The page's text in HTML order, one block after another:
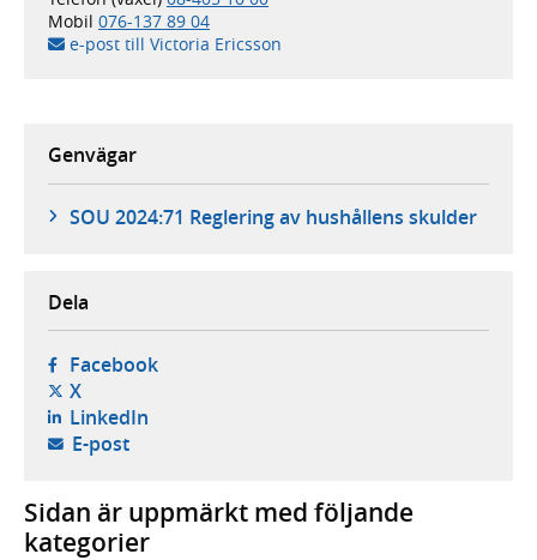
Mobil 076-137 89 04
e-post till Victoria Ericsson
Genvägar
SOU 2024:71 Reglering av hushållens skulder
Dela
Facebook- öppnas i ny flik, extern webbplats,
X- öppnas i ny flik, extern webbplats,
LinkedIn- öppnas i ny flik, extern webbplats,
E-post- öppnar din e-postklient,
Sidan är uppmärkt med följande
kategorier